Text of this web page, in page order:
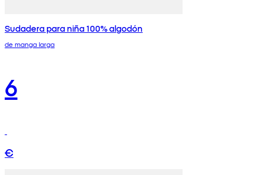
Sudadera para niña 100% algodón
de manga larga
6
€